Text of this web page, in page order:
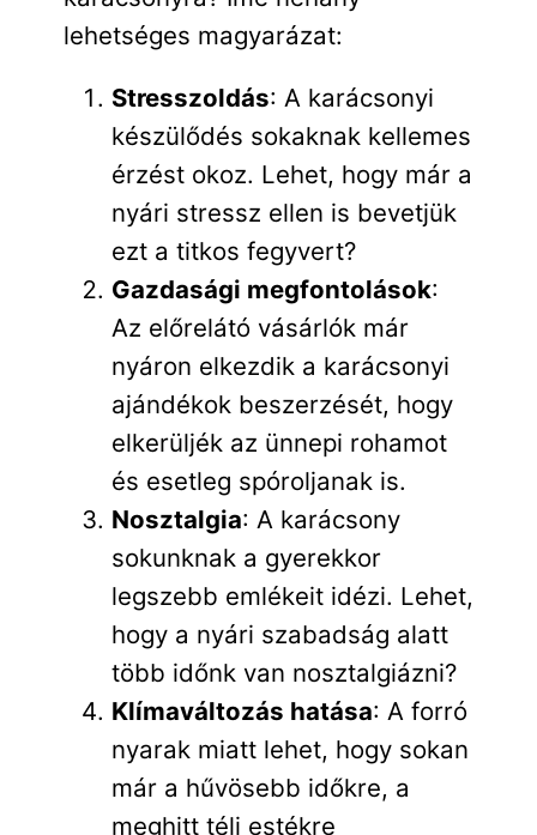
lehetséges magyarázat:
Stresszoldás: A karácsonyi
készülődés sokaknak kellemes
érzést okoz. Lehet, hogy már a
nyári stressz ellen is bevetjük
ezt a titkos fegyvert?
Gazdasági megfontolások:
Az előrelátó vásárlók már
nyáron elkezdik a karácsonyi
ajándékok beszerzését, hogy
elkerüljék az ünnepi rohamot
és esetleg spóroljanak is.
Nosztalgia: A karácsony
sokunknak a gyerekkor
legszebb emlékeit idézi. Lehet,
hogy a nyári szabadság alatt
több időnk van nosztalgiázni?
Klímaváltozás hatása: A forró
nyarak miatt lehet, hogy sokan
már a hűvösebb időkre, a
meghitt téli estékre